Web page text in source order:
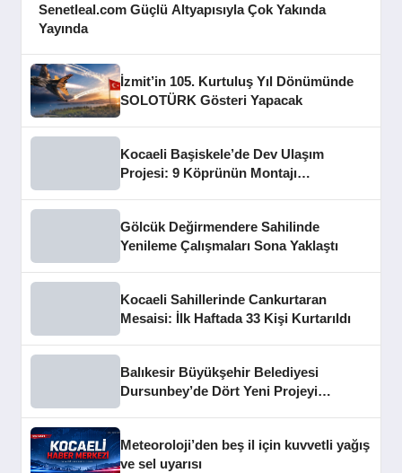
Senetleal.com Güçlü Altyapısıyla Çok Yakında
Yayında
İzmit’in 105. Kurtuluş Yıl Dönümünde
SOLOTÜRK Gösteri Yapacak
Kocaeli Başiskele’de Dev Ulaşım
Projesi: 9 Köprünün Montajı
Gölcük Değirmendere Sahilinde
Yenileme Çalışmaları Sona Yaklaştı
Kocaeli Sahillerinde Cankurtaran
Mesaisi: İlk Haftada 33 Kişi Kurtarıldı
Balıkesir Büyükşehir Belediyesi
Dursunbey’de Dört Yeni Projeyi
Meteoroloji’den beş il için kuvvetli yağış
ve sel uyarısı